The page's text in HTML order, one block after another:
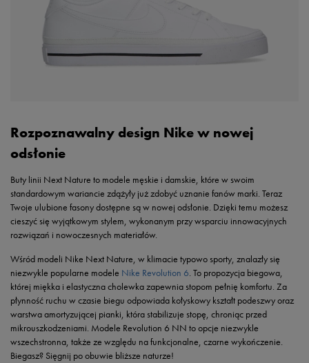
Rozpoznawalny design Nike w nowej
odsłonie
Buty linii Next Nature to modele męskie i damskie, które w swoim
standardowym wariancie zdążyły już zdobyć uznanie fanów marki. Teraz
Twoje ulubione fasony dostępne są w nowej odsłonie. Dzięki temu możesz
cieszyć się wyjątkowym stylem, wykonanym przy wsparciu innowacyjnych
rozwiązań i nowoczesnych materiałów.
Wśród modeli Nike Next Nature, w klimacie typowo sporty, znalazły się
niezwykle popularne modele Nike Revolution 6. To propozycja biegowa,
której miękka i elastyczna cholewka zapewnia stopom pełnię komfortu. Za
płynność ruchu w czasie biegu odpowiada kołyskowy kształt podeszwy oraz
warstwa amortyzującej pianki, która stabilizuje stopę, chroniąc przed
mikrouszkodzeniami. Modele Revolution 6 NN to opcje niezwykle
wszechstronna, także ze względu na funkcjonalne, czarne wykończenie.
Biegasz? Sięgnij po obuwie bliższe naturze!